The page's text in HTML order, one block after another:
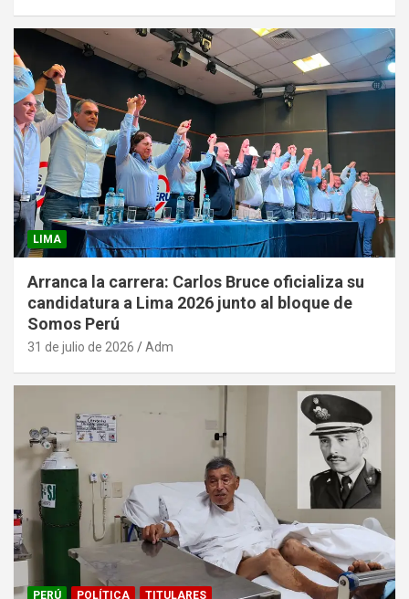
LIMA
Arranca la carrera: Carlos Bruce oficializa su
candidatura a Lima 2026 junto al bloque de
Somos Perú
31 de julio de 2026 Adm
PERÚ POLÍTICA TITULARES